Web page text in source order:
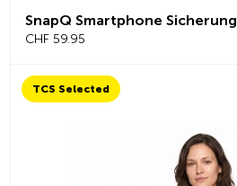
SnapQ Smartphone Sicherung
CHF 59.95
TCS Selected